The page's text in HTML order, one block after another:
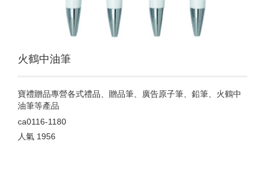
火鶴中油筆
寶禮贈品專營各式禮品、贈品筆、廣告原子筆、鉛筆、火鶴中
油筆等產品
ca0116-1180
人氣 1956